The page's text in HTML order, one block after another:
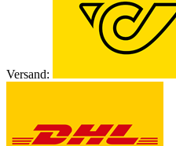
Versand: